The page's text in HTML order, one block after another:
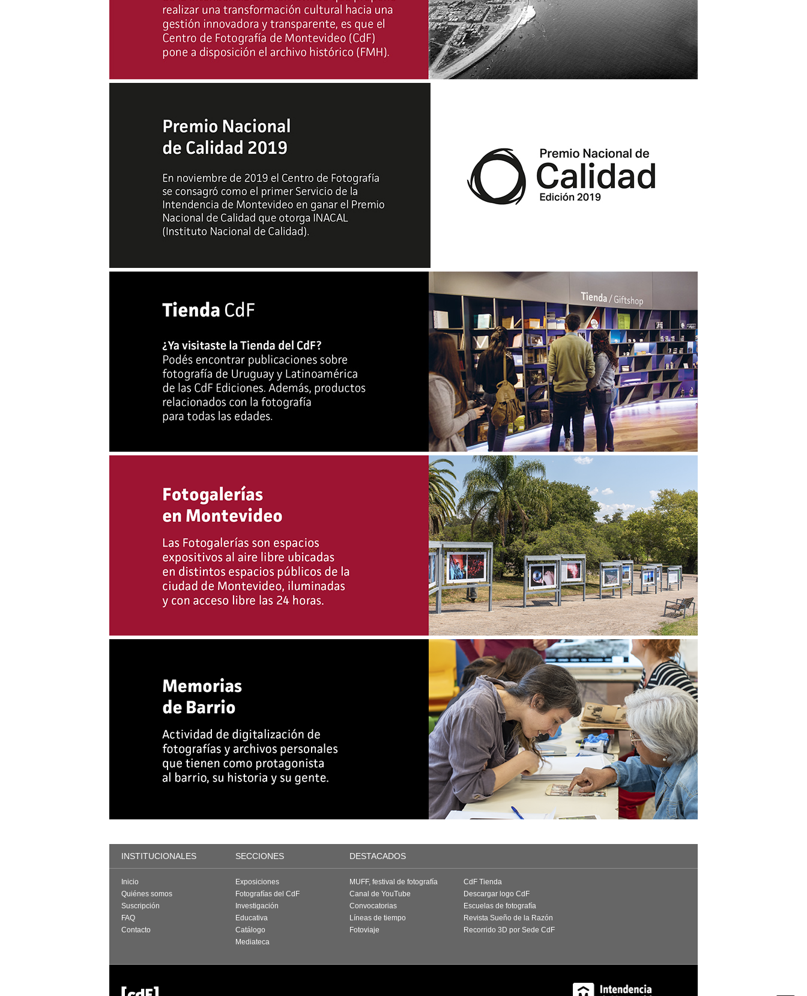
INSTITUCIONALES SECCIONES DESTACADOS
Inicio
Quiénes somos
Suscripción
FAQ
Contacto
Exposiciones
Fotografías del CdF
Investigación
Educativa
Catálogo
Mediateca
MUFF, festival de fotografía
Canal de YouTube
Convocatorias
Líneas de tiempo
Fotoviaje
CdF Tienda
Descargar logo CdF
Escuelas de fotografía
Revista Sueño de la Razón
Recorrido 3D por Sede CdF